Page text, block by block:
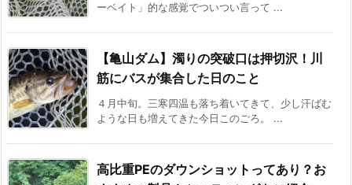
ーベイト」的な感覚でついつい言って ...
【亀山ダム】濁りの突破口は押切沢！川
筋にバスが集合した日のこと
４月中旬。三寒四温も落ち着いてきて、少し汗ばむ
ような日も増えてきた今日このごろ。 ...
高比重PEのダウンショットってあり？お